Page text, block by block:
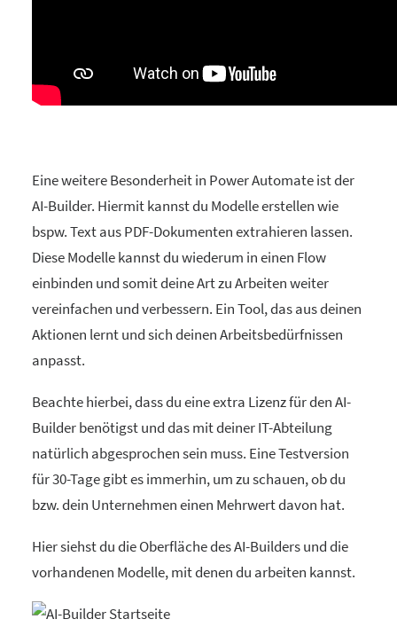
Eine weitere Besonderheit in Power Automate ist der
AI-Builder. Hiermit kannst du Modelle erstellen wie
bspw. Text aus PDF-Dokumenten extrahieren lassen.
Diese Modelle kannst du wiederum in einen Flow
einbinden und somit deine Art zu Arbeiten weiter
vereinfachen und verbessern. Ein Tool, das aus deinen
Aktionen lernt und sich deinen Arbeitsbedürfnissen
anpasst.
Beachte hierbei, dass du eine extra Lizenz für den AI-
Builder benötigst und das mit deiner IT-Abteilung
natürlich abgesprochen sein muss. Eine Testversion
für 30-Tage gibt es immerhin, um zu schauen, ob du
bzw. dein Unternehmen einen Mehrwert davon hat.
Hier siehst du die Oberfläche des AI-Builders und die
vorhandenen Modelle, mit denen du arbeiten kannst.